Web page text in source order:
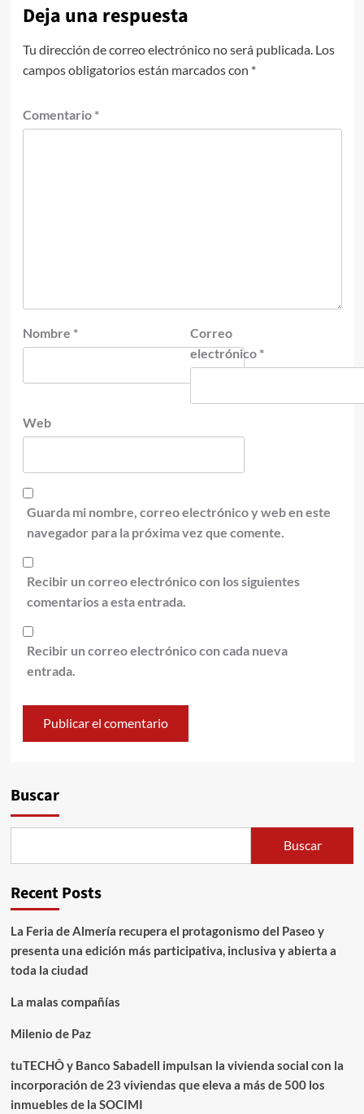
Deja una respuesta
Tu dirección de correo electrónico no será publicada. Los
campos obligatorios están marcados con *
Comentario *
Nombre *
Correo
electrónico *
Web
Guarda mi nombre, correo electrónico y web en este
navegador para la próxima vez que comente.
Recibir un correo electrónico con los siguientes
comentarios a esta entrada.
Recibir un correo electrónico con cada nueva
entrada.
Buscar
Buscar
Recent Posts
La Feria de Almería recupera el protagonismo del Paseo y
presenta una edición más participativa, inclusiva y abierta a
toda la ciudad
La malas compañías
Milenio de Paz
tuTECHÔ y Banco Sabadell impulsan la vivienda social con la
incorporación de 23 viviendas que eleva a más de 500 los
inmuebles de la SOCIMI